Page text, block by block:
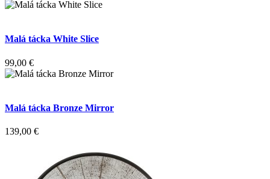
Malá tácka White Slice
99,00 €
Malá tácka Bronze Mirror
139,00 €